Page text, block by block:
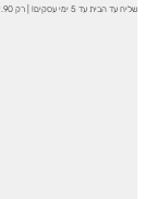
שליח עד הבית עד 5 ימי עסקים! | רק 29.90 ₪ (אילת: 59.90₪) | ייתכנו עיכובים בקו הצפון עקב המצב.